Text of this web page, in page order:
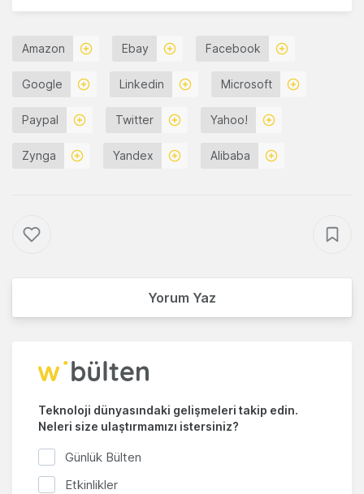
Amazon Ebay Facebook
Google Linkedin Microsoft
Paypal Twitter Yahoo!
Zynga Yandex Alibaba
Yorum Yaz
Teknoloji dünyasındaki gelişmeleri takip edin.
Neleri size ulaştırmamızı istersiniz?
Günlük Bülten
Etkinlikler